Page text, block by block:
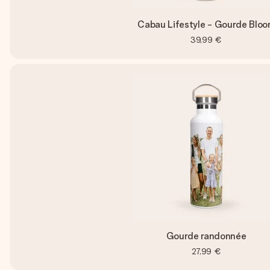
Cabau Lifestyle - Gourde
39,99 €
Gourde randonnée
27,99 €